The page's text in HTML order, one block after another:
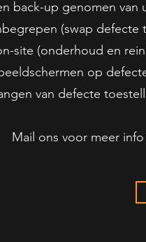
back-up genomen van
(swap
site (onderhoud en
op
van defecte
Mail ons voor meer